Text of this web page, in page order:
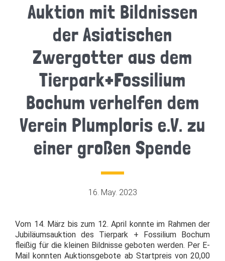
Auktion mit Bildnissen
der Asiatischen
Zwergotter aus dem
Tierpark+Fossilium
Bochum verhelfen dem
Verein Plumploris e.V. zu
einer großen Spende
16. May. 2023
Vom 14. März bis zum 12. April konnte im Rahmen der
Jubiläumsauktion des Tierpark + Fossilium Bochum
fleißig für die kleinen Bildnisse geboten werden. Per E-
Mail konnten Auktionsgebote ab Startpreis von 20,00